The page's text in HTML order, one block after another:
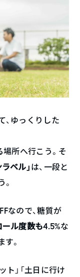
、ゆっくりした
場所へ行こう。そ
ベル」は、一段と
なので、糖質が
ール度数も4.5%な
。
ト」「土日に行け